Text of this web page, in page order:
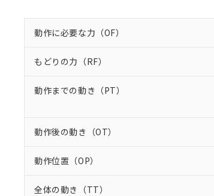
動作に必要な力（OF）
もどりの力（RF）
動作までの動き（PT）
動作後の動き（OT）
動作位置（OP）
全体の動き（TT）